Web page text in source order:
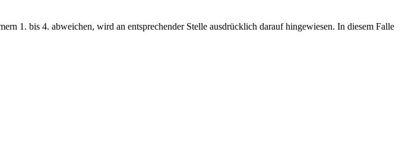
1. bis 4. abweichen, wird an entsprechender Stelle ausdrücklich darauf hingewiesen. In diesem Falle